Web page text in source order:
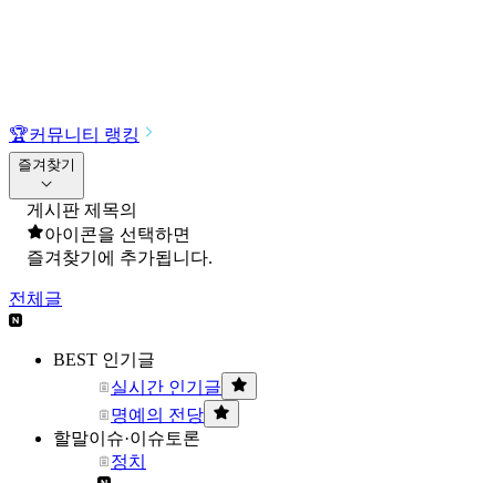
🏆커뮤니티 랭킹
즐겨찾기
게시판 제목의
아이콘을 선택하면
즐겨찾기에 추가됩니다.
전체글
BEST 인기글
실시간 인기글
명예의 전당
할말이슈·이슈토론
정치